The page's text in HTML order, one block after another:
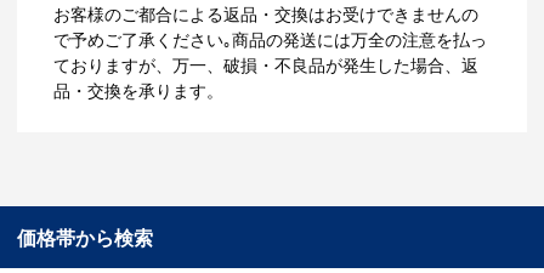
お客様のご都合による返品・交換はお受けできませんの
で予めご了承ください｡商品の発送には万全の注意を払っ
ておりますが、万一、破損・不良品が発生した場合、返
品・交換を承ります。
価格帯から検索